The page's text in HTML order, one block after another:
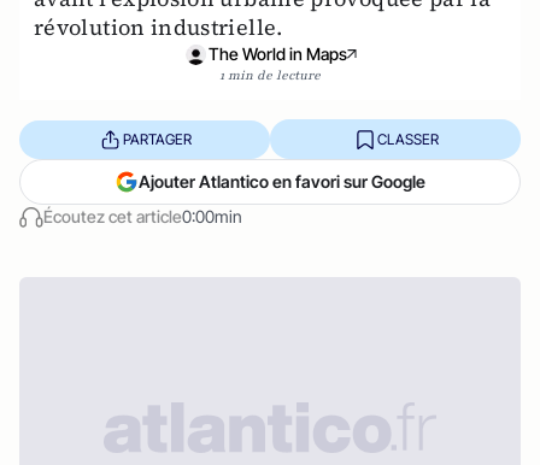
révolution industrielle.
The World in Maps
1 min de lecture
Écoutez cet article0:00min
PARTAGER CLASSER
Ajouter Atlantico en favori sur Google